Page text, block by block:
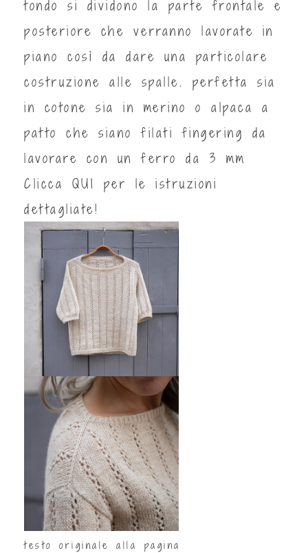
tondo si dividono la parte frontale e
posteriore che verranno lavorate in
piano così da dare una particolare
costruzione alle spalle. perfetta sia
in cotone sia in merino o alpaca a
patto che siano filati fingering da
lavorare con un ferro da 3 mm
Clicca QUI
per le istruzioni
dettagliate!
testo originale alla pagina